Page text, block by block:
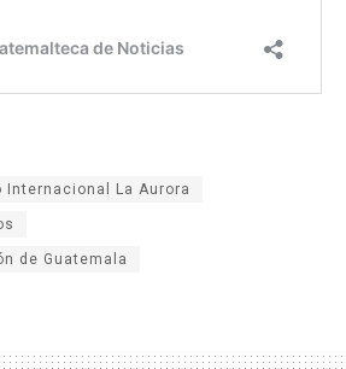
Internacional La Aurora
de Guatemala